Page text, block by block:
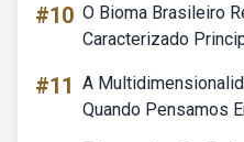
#10 O Bioma Brasileiro
Caracterizado
#11 A
Quando Pensamos